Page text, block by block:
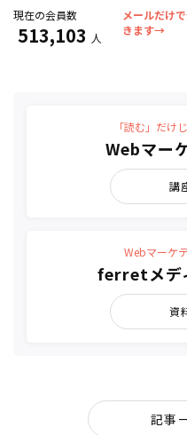
現在の会員数
513,103 人
メールだけ
きます→
「読む」だけ
Webマー
講
Webマーケ
ferretメデ
資
記事